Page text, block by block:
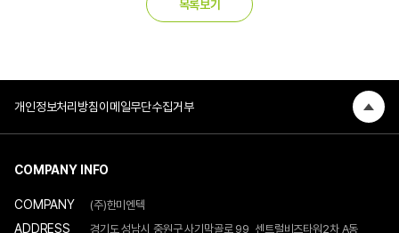
목록보기
개인정보처리방침이메일무단수집거부
COMPANY INFO
COMPANY (주)한미엔텍
ADDRESS 경기도 성남시 중원구 사기막골로 99, 센트럴비즈타워2차 A동